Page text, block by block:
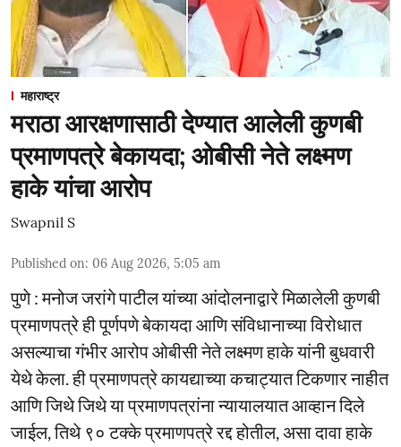
महाराष्ट्र
मराठा आरक्षणासाठी देण्यात आलेली कुणबी
प्रमाणपत्रे बेकायदा; ओबीसी नेते लक्ष्मण
हाके यांचा आरोप
Swapnil S
Published on: 06 Aug 2026, 5:05 am
पुणे : मनोज जरांगे पाटील यांच्या आंदोलनाद्वारे मिळालेली कुणबी
प्रमाणपत्रे ही पूर्णपणे बेकायदा आणि संविधानाच्या विरोधात
असल्याचा गंभीर आरोप ओबीसी नेते लक्ष्मण हाके यांनी बुधवारी
येथे केला. ही प्रमाणपत्रे कायद्याच्या कचाट्यात टिकणार नाहीत
आणि जिथे जिथे या प्रमाणपत्रांना न्यायालयात आव्हान दिले
जाईल, तिथे ९० टक्के प्रमाणपत्रे रद्द होतील, असा दावा हाके